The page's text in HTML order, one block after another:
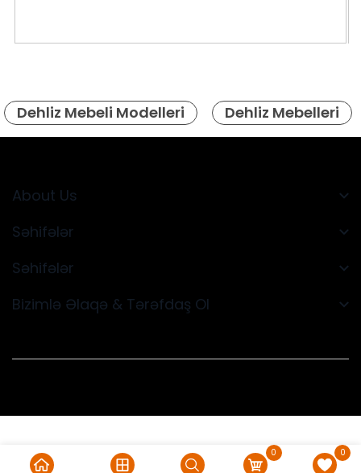
0 0
Dehliz Mebeli Modelleri Dehliz Mebelleri
About Us
Səhifələr
Səhifələr
Bizimlə Əlaqə & Tərəfdaş Ol